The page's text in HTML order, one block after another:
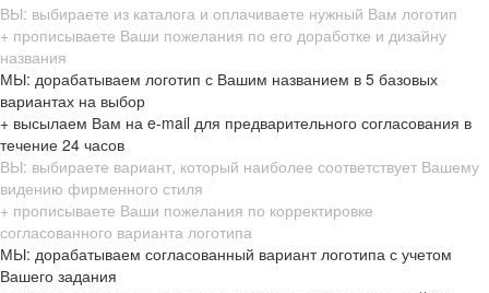
ВЫ: выбираете из каталога и оплачиваете нужный Вам логотип
+ прописываете Ваши пожелания по его доработке и дизайну
названия
МЫ: дорабатываем логотип с Вашим названием в 5 базовых
вариантах на выбор
+ высылаем Вам на e-mail для предварительного согласования в
течение 24 часов
ВЫ: выбираете вариант, который наиболее соответствует Вашему
видению фирменного стиля
+ прописываете Ваши пожелания по корректировке
согласованного варианта логотипа
МЫ: дорабатываем согласованный вариант логотипа с учетом
Вашего задания